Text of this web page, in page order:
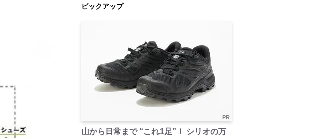
ピックアップ
PR
山から日常まで “これ1足”！ シリオの万